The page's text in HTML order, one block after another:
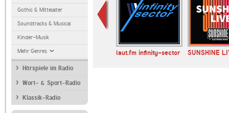
Gothic & Mittelalter
Soundtracks & Musical
Kinder-Musik
Mehr Genres
Hörspiele im Radio
Wort- & Sport-Radio
Klassik-Radio
laut.fm infinity-sector SUNSHINE